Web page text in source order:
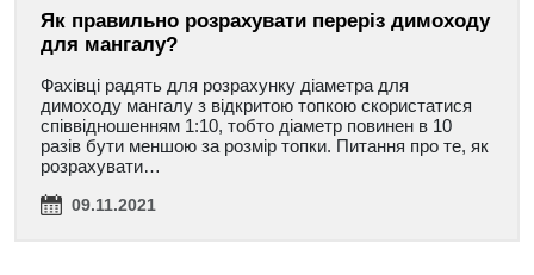
Як правильно розрахувати переріз димоходу
для мангалу?
Фахівці радять для розрахунку діаметра для
димоходу мангалу з відкритою топкою скористатися
співвідношенням 1:10, тобто діаметр повинен в 10
разів бути меншою за розмір топки. Питання про те, як
розрахувати…
09.11.2021